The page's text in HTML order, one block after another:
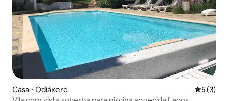
Casa ⋅ Odiáxere 5 de
5 (3)